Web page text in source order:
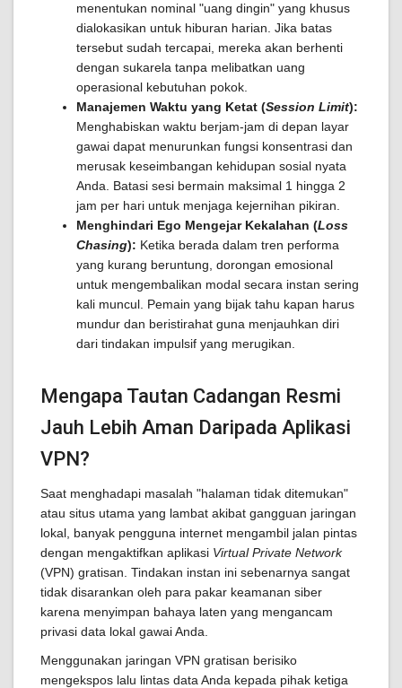
menentukan nominal "uang dingin" yang khusus
dialokasikan untuk hiburan harian. Jika batas
tersebut sudah tercapai, mereka akan berhenti
dengan sukarela tanpa melibatkan uang
operasional kebutuhan pokok.
Manajemen Waktu yang Ketat (Session Limit):
Menghabiskan waktu berjam-jam di depan layar
gawai dapat menurunkan fungsi konsentrasi dan
merusak keseimbangan kehidupan sosial nyata
Anda. Batasi sesi bermain maksimal 1 hingga 2
jam per hari untuk menjaga kejernihan pikiran.
Menghindari Ego Mengejar Kekalahan (Loss
Chasing): Ketika berada dalam tren performa
yang kurang beruntung, dorongan emosional
untuk mengembalikan modal secara instan sering
kali muncul. Pemain yang bijak tahu kapan harus
mundur dan beristirahat guna menjauhkan diri
dari tindakan impulsif yang merugikan.
Mengapa Tautan Cadangan Resmi
Jauh Lebih Aman Daripada Aplikasi
VPN?
Saat menghadapi masalah "halaman tidak ditemukan"
atau situs utama yang lambat akibat gangguan jaringan
lokal, banyak pengguna internet mengambil jalan pintas
dengan mengaktifkan aplikasi Virtual Private Network
(VPN) gratisan. Tindakan instan ini sebenarnya sangat
tidak disarankan oleh para pakar keamanan siber
karena menyimpan bahaya laten yang mengancam
privasi data lokal gawai Anda.
Menggunakan jaringan VPN gratisan berisiko
mengekspos lalu lintas data Anda kepada pihak ketiga